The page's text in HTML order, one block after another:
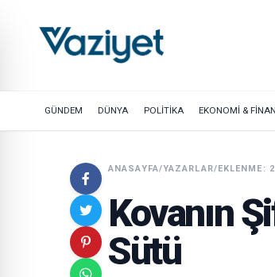
GÜNDEM DÜNYA POLİTİKA EKONOMİ &
ANASAYFA/YAZARLAR/EKLENME:
Kovanın
Sütü